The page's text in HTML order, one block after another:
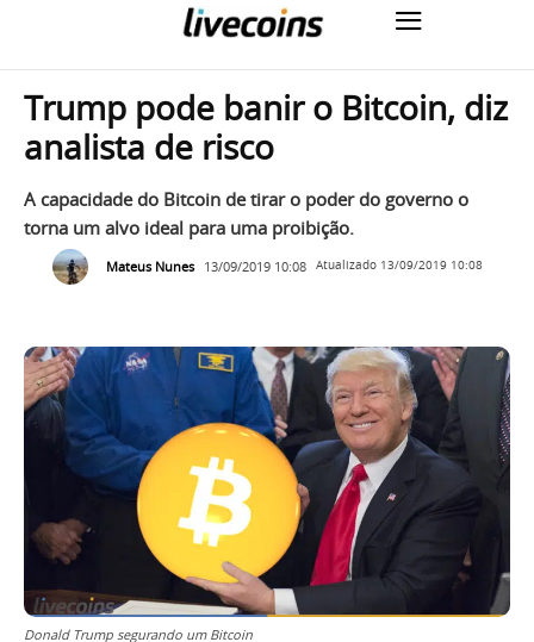
Trump pode banir o Bitcoin, diz
analista de risco
A capacidade do Bitcoin de tirar o poder do governo o
torna um alvo ideal para uma proibição.
Mateus Nunes 13/09/2019 10:08 Atualizado 13/09/2019 10:08
Donald Trump segurando um Bitcoin